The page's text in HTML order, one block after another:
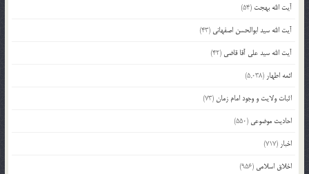
آیت الله بهجت (54)
آیت الله سید ابوالحسن اصفهانی (43)
آیت الله سید علی آقا قاضی (42)
ائمه اطهار (5,038)
اثبات ولایت و وجود امام زمان(73)
احادیث موضوعی (550)
اخبار (717)
اخلاق اسلامی (956)